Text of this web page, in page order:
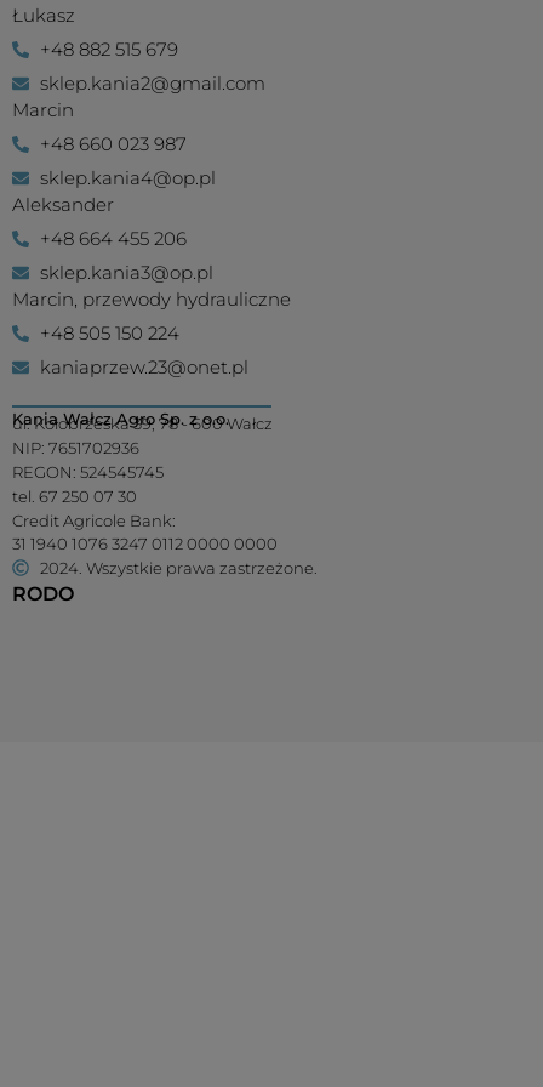
Łukasz
+48 882 515 679
sklep.kania2@gmail.com
Marcin
+48 660 023 987
sklep.kania4@op.pl
Aleksander
+48 664 455 206
sklep.kania3@op.pl
Marcin, przewody hydrauliczne
+48 505 150 224
kaniaprzew.23@onet.pl
Kania Wałcz Agro Sp. z o.o.
ul. Kołobrzeska 39, 78 - 600 Wałcz
NIP: 7651702936
REGON: 524545745
tel. 67 250 07 30
Credit Agricole Bank:
31 1940 1076 3247 0112 0000 0000
2024. Wszystkie prawa zastrzeżone.
RODO